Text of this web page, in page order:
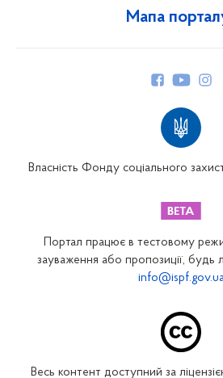
Мапа
Закарпатське відділення
Запорізьке відділення
Власність Фонду соціального
Портал працює в тестовому
зауваження або пропозиції, будь
Весь контент доступний за